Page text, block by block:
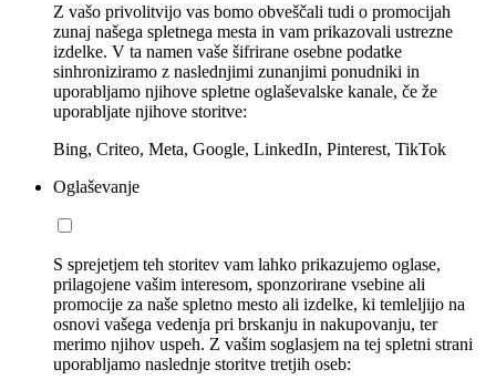
Z vašo privolitvijo vas bomo obveščali tudi o promocijah
zunaj našega spletnega mesta in vam prikazovali ustrezne
izdelke. V ta namen vaše šifrirane osebne podatke
sinhroniziramo z naslednjimi zunanjimi ponudniki in
uporabljamo njihove spletne oglaševalske kanale, če že
uporabljate njihove storitve:
Bing, Criteo, Meta, Google, LinkedIn, Pinterest, TikTok
Oglaševanje
S sprejetjem teh storitev vam lahko prikazujemo oglase,
prilagojene vašim interesom, sponzorirane vsebine ali
promocije za naše spletno mesto ali izdelke, ki temleljijo na
osnovi vašega vedenja pri brskanju in nakupovanju, ter
merimo njihov uspeh. Z vašim soglasjem na tej spletni strani
uporabljamo naslednje storitve tretjih oseb: